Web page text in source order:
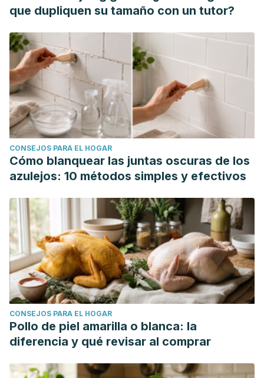
exercício das profissões de manicure e pedicure
Catarina.
https://repositorio.ufsc.br/bitstream/handle/123456789/
Sanches Abelan, U., Morian Lauana M., Kozusny-Andreani,
D., Amaro Zângaro, R. & Rodrigo Ramos, R. (2020). Ozone
therapy with ozonized water: an alternative process for the
sterilization of manicure pliers in vitro.Journal of Advanced
Biotechnology and Bioengineering, vol. 8, pp. 29-35.
https://www.researchgate.net/publication/347595842
Sánchez C, J., Arias Echandi, M., Armenta Prada, J. & Salas
Segura, D. (2012). Luz ultravioleta germicida y control de
microorganismos ambientales en hospitales.
Revista
Costarricense de Salud Pública
21(1), 19-22.
https://www.scielo.sa.cr/pdf/rcsp/v21n1/art05v21n1.pdf
Santos Zamora, L. (2017).Falta de conocimiento para la
implementación de procedimientos y uso apropiado de
químicos para la esterilización de utensilios de pedicura y
manicura en salones de belleza de la ciudad de Guatemala
[Tesis de grado]. Guatemala: Universidad Galileo.
http://biblioteca.galileo.edu/tesario/handle/123456789/619
Vanhooteghem, O., Theate, I. & De Schaetzen, V. (2021).
Periungual mycobacterium marinum infection following a
que dupliquen su tamaño con un tutor?
CONSEJOS PARA EL HOGAR
Cómo blanquear las juntas oscuras de los
azulejos: 10 métodos simples y efectivos
CONSEJOS PARA EL HOGAR
Pollo de piel amarilla o blanca: la
diferencia y qué revisar al comprar